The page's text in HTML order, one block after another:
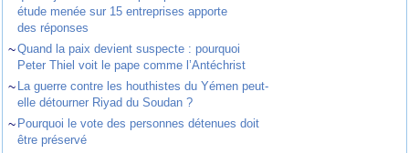
étude menée sur 15 entreprises apporte
des réponses
~Quand la paix devient suspecte : pourquoi
Peter Thiel voit le pape comme l’Antéchrist
~ La guerre contre les houthistes du Yémen peut-
elle détourner Riyad du Soudan ?
~ Pourquoi le vote des personnes détenues doit
être préservé